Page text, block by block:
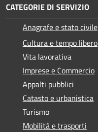
CATEGORIE DI SERVIZIO
Anagrafe e stato civile
Cultura e tempo libero
Vita lavorativa
Imprese e Commercio
Appalti pubblici
Catasto e urbanistica
Turismo
Mobilità e trasporti